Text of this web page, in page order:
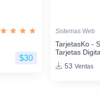
$30
Sistemas Web
TarjetasKo -
Tarjetas
53 Ventas